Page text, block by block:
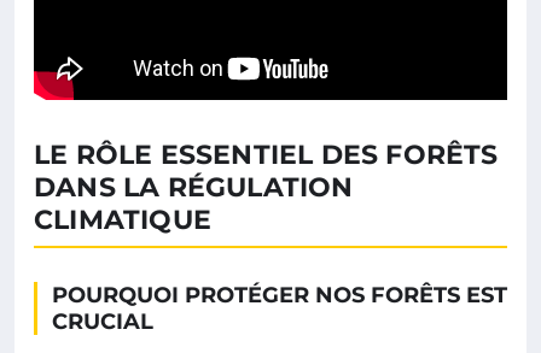
LE RÔLE ESSENTIEL DES FORÊTS
DANS LA RÉGULATION
CLIMATIQUE
POURQUOI PROTÉGER NOS FORÊTS EST
CRUCIAL